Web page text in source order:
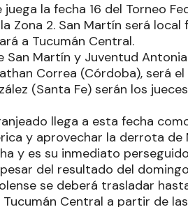
la fecha 16 del Torneo
Zona 2. San Martín será
a Tucumán Central.
San Martín y Juventud
Correa (Córdoba), será
(Santa Fe) serán los
llega a esta fecha
y aprovechar la derrota
y es su inmediato
del resultado del
se deberá trasladar
Central a partir de